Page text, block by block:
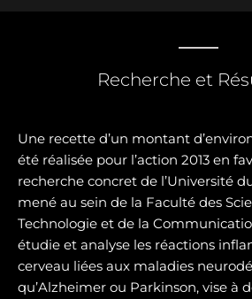
Recherche et
Une recette d’un montant
été réalisée pour l’action 2013 en
recherche concret de l’Université
mené au sein de la Faculté des
Technologie et de la
étudie et analyse les réactions
cerveau liées aux maladies
qu’Alzheimer ou Parkinson, vise à